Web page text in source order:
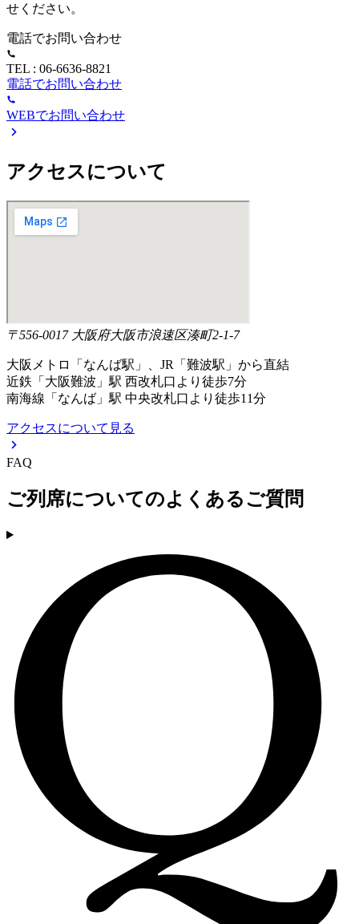
せください。
電話でお問い合わせ
TEL : 06-6636-8821
電話でお問い合わせ
WEBでお問い合わせ
アクセスについて
〒556-0017 大阪府大阪市浪速区湊町2-1-7
大阪メトロ「なんば駅」、JR「難波駅」から直結
近鉄「大阪難波」駅 西改札口より徒歩7分
南海線「なんば」駅 中央改札口より徒歩11分
アクセスについて見る
FAQ
ご列席についてのよくあるご質問